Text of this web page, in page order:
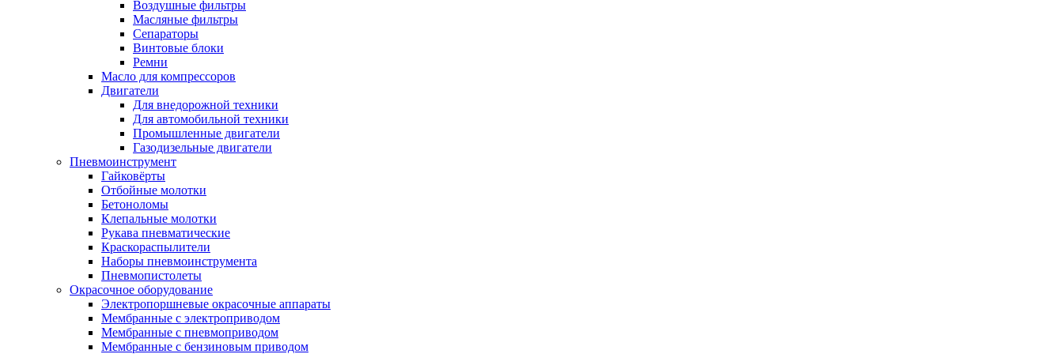
Воздушные фильтры
Масляные фильтры
Сепараторы
Винтовые блоки
Ремни
Масло для компрессоров
Двигатели
Для внедорожной техники
Для автомобильной техники
Промышленные двигатели
Газодизельные двигатели
Пневмоинструмент
Гайковёрты
Отбойные молотки
Бетоноломы
Клепальные молотки
Рукава пневматические
Краскораспылители
Наборы пневмоинструмента
Пневмопистолеты
Окрасочное оборудование
Электропоршневые окрасочные аппараты
Мембранные с электроприводом
Мембранные с пневмоприводом
Мембранные с бензиновым приводом